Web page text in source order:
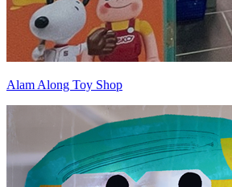
Alam Along Toy Shop